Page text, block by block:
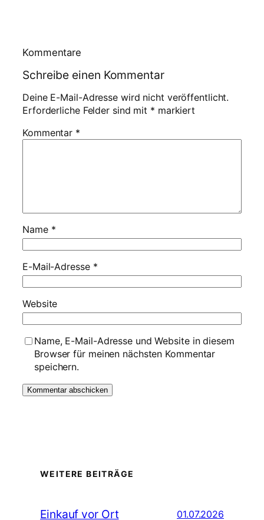
Kommentare
Schreibe einen Kommentar
Deine E-Mail-Adresse wird nicht veröffentlicht.
Erforderliche Felder sind mit * markiert
Kommentar *
Name *
E-Mail-Adresse *
Website
Name, E-Mail-Adresse und Website in diesem
Browser für meinen nächsten Kommentar
speichern.
WEITERE BEITRÄGE
Einkauf vor Ort 01.07.2026